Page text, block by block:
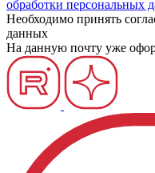
обработки персональных
Необходимо принять
данных
На данную почту уже